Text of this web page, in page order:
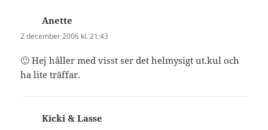
Anette
2 december 2006 kl. 21:43
🙂 Hej håller med visst ser det helmysigt ut.kul och
ha lite träffar.
Kicki & Lasse